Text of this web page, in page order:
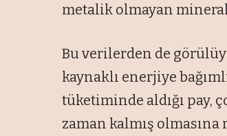
metalik olmayan
Bu verilerden de
kaynaklı enerjiye
tüketiminde aldığı pay,
zaman kalmış